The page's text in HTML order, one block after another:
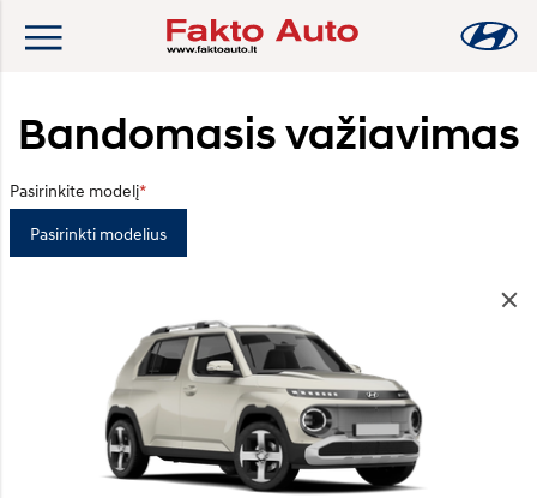
Bandomasis važiavimas
Pasirinkite modelį
Pasirinkti modelius